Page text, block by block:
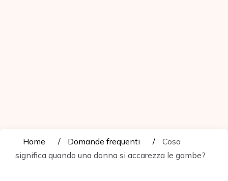
Home Domande frequenti
Cosa
significa quando una donna si accarezza le gambe?